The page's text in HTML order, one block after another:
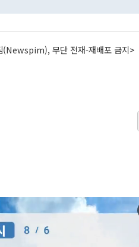
(Newspim), 무단 전재-재배포 금지>